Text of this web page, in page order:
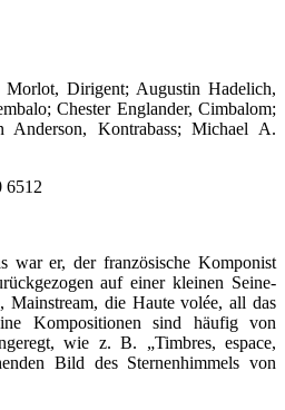
Dirigent; Augustin Hadelich,
Chester Englander, Cimbalom;
Anderson, Kontrabass; Michael A.
6512
war er, der französische Komponist
auf einer kleinen Seine-
Mainstream, die Haute volée, all das
Kompositionen sind häufig von
wie z. B. „Timbres, espace,
Bild des Sternenhimmels von